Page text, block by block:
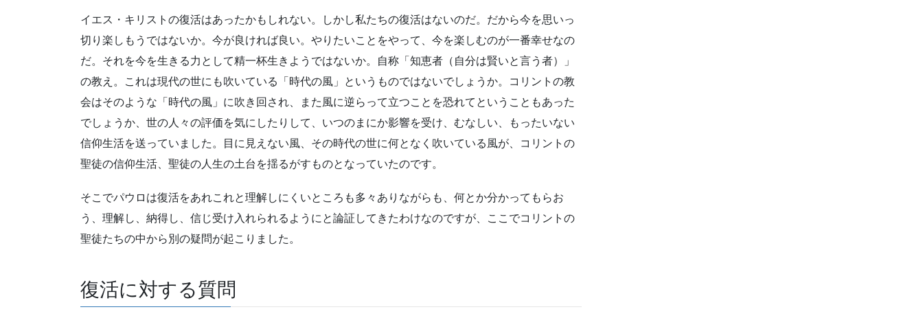
イエス・キリストの復活はあったかもしれない。しかし私たちの復活はないのだ。だから今を思いっ
切り楽しもうではないか。今が良ければ良い。やりたいことをやって、今を楽しむのが一番幸せなの
だ。それを今を生きる力として精一杯生きようではないか。自称「知恵者（自分は賢いと言う者）」
の教え。これは現代の世にも吹いている「時代の風」というものではないでしょうか。コリントの教
会はそのような「時代の風」に吹き回され、また風に逆らって立つことを恐れてということもあった
でしょうか、世の人々の評価を気にしたりして、いつのまにか影響を受け、むなしい、もったいない
信仰生活を送っていました。目に見えない風、その時代の世に何となく吹いている風が、コリントの
聖徒の信仰生活、聖徒の人生の土台を揺るがすものとなっていたのです。
そこでパウロは復活をあれこれと理解しにくいところも多々ありながらも、何とか分かってもらお
う、理解し、納得し、信じ受け入れられるようにと論証してきたわけなのですが、ここでコリントの
聖徒たちの中から別の疑問が起こりました。
復活に対する質問